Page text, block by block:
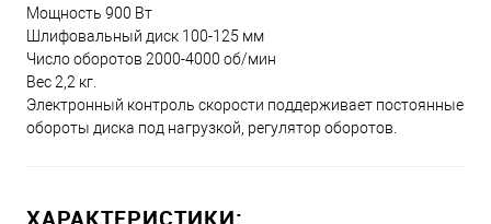
Мощность 900 Вт
Шлифовальный диск 100-125 мм
Число оборотов 2000-4000 об/мин
Вес 2,2 кг.
Электронный контроль скорости поддерживает постоянные
обороты диска под нагрузкой, регулятор оборотов.
ХАРАКТЕРИСТИКИ: